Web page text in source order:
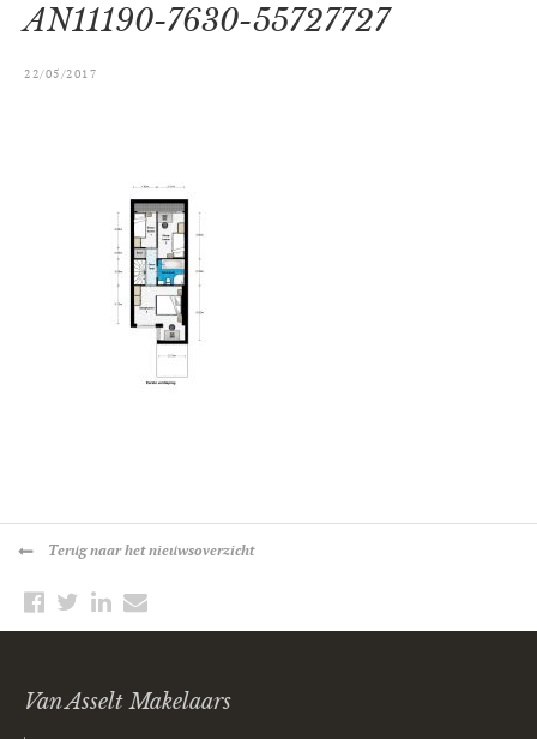
AN11190-7630-55727727
22/05/2017
Terugnaar het nieuwsoverzicht
Van Asselt Makelaars